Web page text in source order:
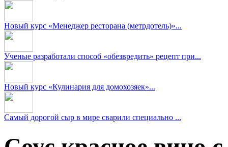
Новый курс «Менеджер ресторана (метрдотель)»...
Ученые разработали способ «обезвредить» рецепт при...
Новый курс «Кулинария для домохозяек»...
Самый дорогой сыр в мире сварили специально ...